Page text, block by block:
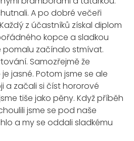
A po dobré večeři
z účastníků získal diplom
kopce a sladkou
pomalu začínalo stmívat.
Samozřejmě že
jasné. Potom jsme se ale
a začali si číst hororové
tiše jako pěny. Když příběh
jsme se pod naše
a my se oddali sladkému